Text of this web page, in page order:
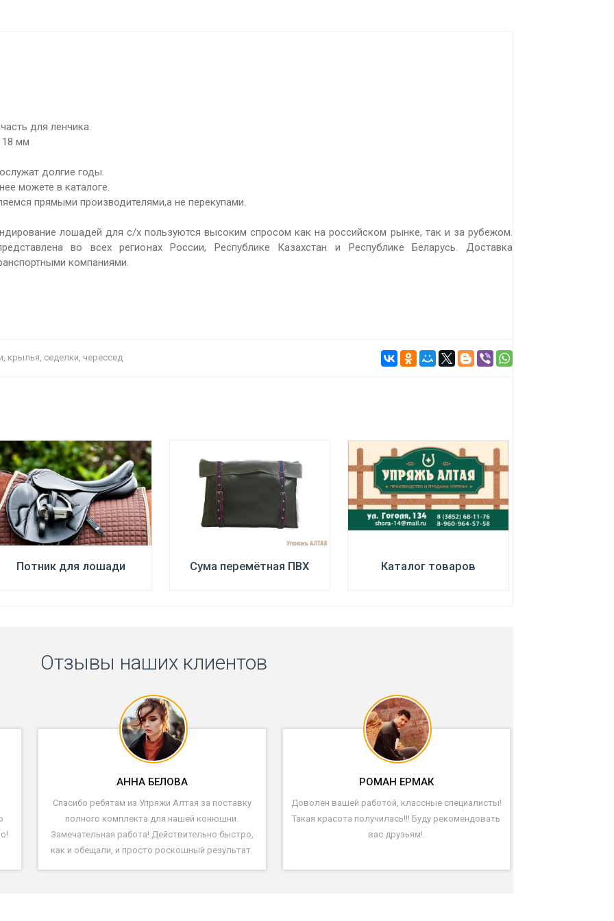
для ленчика.
18 мм
долгие годы.
можете в каталоге.
прямыми производителями,а не перекупами.
лошадей для с/х пользуются высоким спросом как на российском рынке, так и за рубежом.
во всех регионах России, Республике Казахстан и Республике Беларусь. Доставка
компаниями.
крылья, седелки, черессед
Потник для лошади Сума перемётная ПВХ Каталог товаров
Отзывы наших клиентов
АННА БЕЛОВА
Спасибо ребятам из Упряжи Алтая за поставку
полного комплекта для нашей конюшни.
Замечательная работа! Действительно быстро,
как и обещали, и просто роскошный результат.
РОМАН ЕРМАК
Доволен вашей работой, классные специалисты!
Такая красота получилась!!! Буду рекомендовать
вас друзьям!.